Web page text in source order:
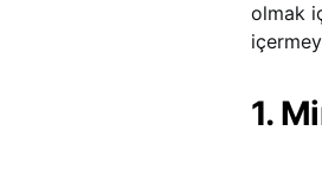
olmak
1.